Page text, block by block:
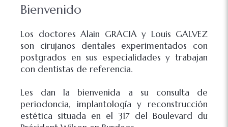
Bienvenido
Los doctores Alain GRACIA y Louis GALVEZ
son cirujanos dentales experimentados con
postgrados en sus especialidades y trabajan
con dentistas de referencia.
Les dan la bienvenida a su consulta de
periodoncia, implantología y reconstrucción
estética situada en el 317 del Boulevard du